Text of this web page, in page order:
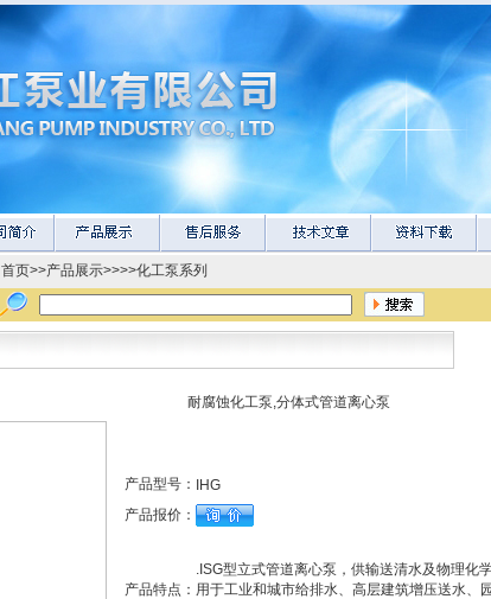
首页>>产品展示>>>>化工泵系列
耐腐蚀化工泵,分体式管道离心泵
产品型号：
IHG
产品报价：
产品特点：
.ISG型立式管道离心泵，供输送清水及物理化
用于工业和城市给排水、高层建筑增压送水、